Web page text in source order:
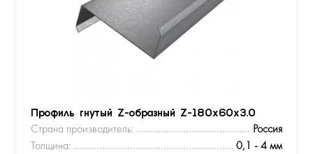
Профиль гнутый Z-образный Z-180х60х3.0
Страна производитель:
Россия
Толщина:
0,1 - 4 мм